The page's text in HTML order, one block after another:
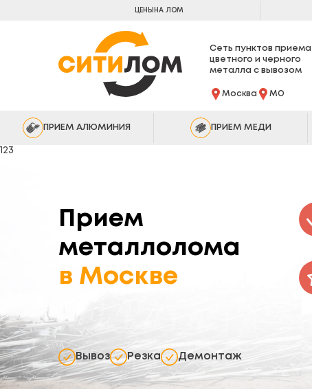
ЦЕНЫ НА ЛОМ
Сеть пунктов приема
цветного и черного
металла с вывозом
Москва МО
ПРИЕМ АЛЮМИНИЯ ПРИЕМ МЕДИ
123
Прием
металлолома
в Москве
Вывоз Резка Демонтаж